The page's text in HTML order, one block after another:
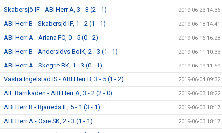
Skabersjö IF - ABI Herr A, 3 - 3 (2 - 1) 2019-06-23 14:36
ABI Herr B - Skabersjö IF, 1 - 2 (1 - 1) 2019-06-18 14:41
ABI Herr A - Ariana FC, 0 - 5 (0 - 2) 2019-06-16 16:28
ABI Herr B - Anderslövs BoIK, 2 - 3 (1 - 1) 2019-06-11 10:33
ABI Herr A - Skegrie BK, 1 - 3 (0 - 1) 2019-06-09 11:59
Västra Ingelstad IS - ABI Herr B, 3 - 5 (1 - 2) 2019-06-04 09:32
AIF Barrikaden - ABI Herr A, 3 - 2 (2 - 0) 2019-06-03 18:22
ABI Herr B - Bjärreds IF, 5 - 1 (3 - 1) 2019-06-03 18:17
ABI Herr A - Oxie SK, 2 - 3 (1 - 1) 2019-06-03 18:17